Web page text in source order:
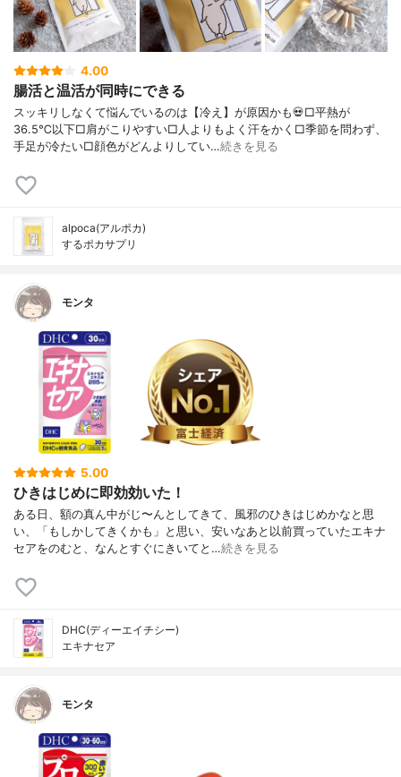
4.00
腸活と温活が同時にできる
スッキリしなくて悩んでいるのは【冷え】が原因かも💀□平熱が
36.5℃以下□肩がこりやすい□人よりもよく汗をかく□季節を問わず、
手足が冷たい□顔色がどんよりしてい…続きを見る
alpoca(アルポカ)
するポカサプリ
モンタ
5.00
ひきはじめに即効効いた！
ある日、額の真ん中がじ〜んとしてきて、風邪のひきはじめかなと思
い、「もしかしてきくかも」と思い、安いなあと以前買っていたエキナ
セアをのむと、なんとすぐにきいてと…続きを見る
DHC(ディーエイチシー)
エキナセア
モンタ